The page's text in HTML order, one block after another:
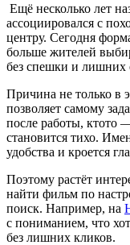
Ещё несколько лет
ассоциировался с
центру. Сегодня
больше жителей
без спешки и лишних
Причина не только в
позволяет самому
после работы, ктото
становится тихо.
удобства и кроется
Поэтому растёт
найти фильм по
поиск. Например, на
с пониманием, что
без лишних кликов.